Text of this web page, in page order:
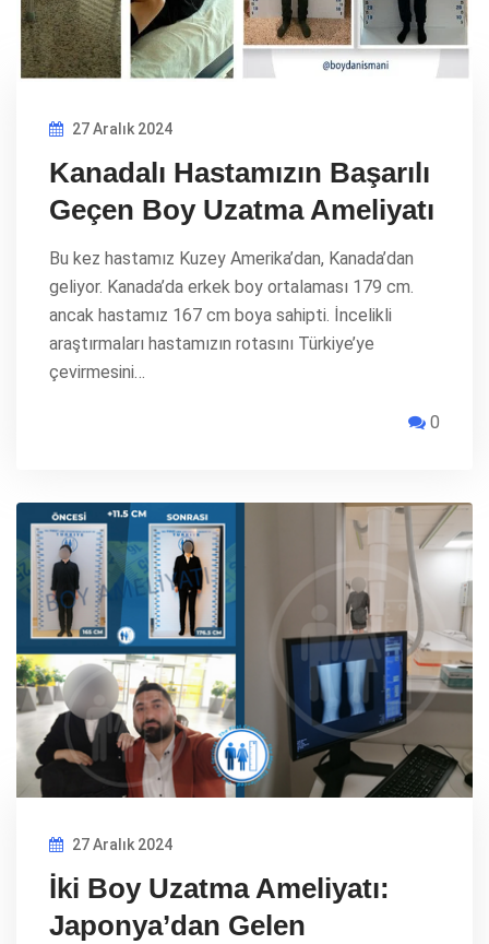
27 Aralık 2024
Kanadalı Hastamızın Başarılı
Geçen Boy Uzatma Ameliyatı
Bu kez hastamız Kuzey Amerika’dan, Kanada’dan
geliyor. Kanada’da erkek boy ortalaması 179 cm.
ancak hastamız 167 cm boya sahipti. İncelikli
araştırmaları hastamızın rotasını Türkiye’ye
çevirmesini…
0
27 Aralık 2024
İki Boy Uzatma Ameliyatı:
Japonya’dan Gelen